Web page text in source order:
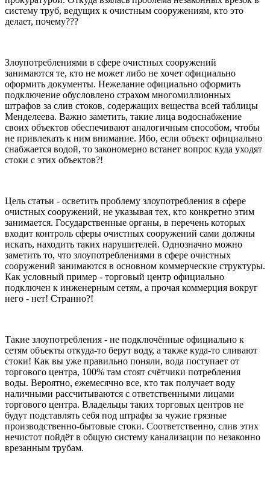
систему труб, ведущих к очистным сооружениям, кто это
делает, почему???
Злоупотреблениями в сфере очистных сооружений
занимаются те, кто не может либо не хочет официально
оформить документы. Нежелание официально оформить
подключение обусловлено страхом многомиллионных
штрафов за слив стоков, содержащих вещества всей таблицы
Менделеева. Важно заметить, такие лица водоснабжение
своих объектов обеспечивают аналогичным способом, чтобы
не привлекать к ним внимание. Ибо, если объект официально
снабжается водой, то закономерно встанет вопрос куда уходят
стоки с этих объектов?!
Цель статьи - осветить проблему злоупотребления в сфере
очистных сооружений, не указывая тех, кто конкретно этим
занимается. Государственные органы, в перечень которых
входит контроль сферы очистных сооружений сами должны
искать, находить таких нарушителей. Однозначно можно
заметить то, что злоупотреблениями в сфере очистных
сооружений занимаются в основном коммерческие структуры.
Как условный пример - торговый центр официально
подключен к инженерным сетям, а прочая коммерция вокруг
него - нет! Странно?!
Такие злоупотребления - не подключённые официально к
сетям объекты откуда-то берут воду, а также куда-то сливают
стоки! Как вы уже правильно поняли, вода поступает от
торгового центра, 100% там стоят счётчики потребления
воды. Вероятно, ежемесячно все, кто так получает воду
наличными рассчитываются с ответственными лицами
торгового центра. Владельцы таких торговых центров не
будут подставлять себя под штрафы за чужие грязные
производственно-бытовые стоки. Соответственно, слив этих
нечистот пойдёт в общую систему канализации по незаконно
врезанным трубам.